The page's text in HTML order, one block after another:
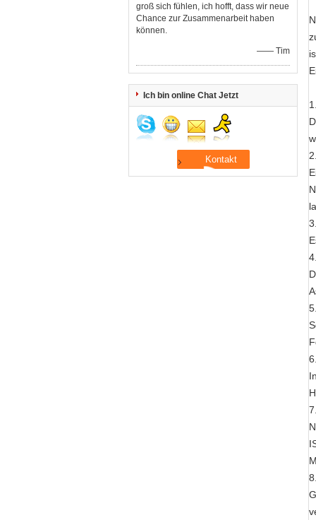
groß sich fühlen, ich hofft, dass wir neue
Chance zur Zusammenarbeit haben
können.
—— Tim
Ich bin online Chat Jetzt
1.
2.
4.
5.